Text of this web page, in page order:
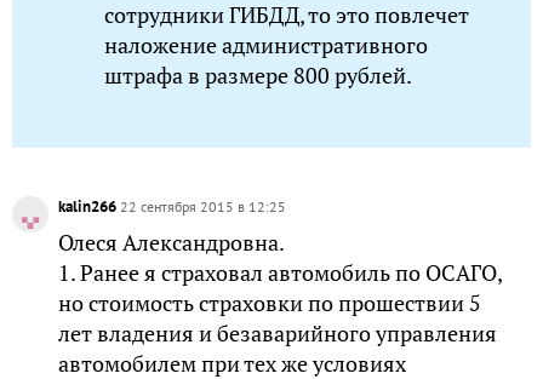
сотрудники ГИБДД, то это повлечет
наложение административного
штрафа в размере 800 рублей.
kalin266 22 сентября 2015 в 12:25
Олеся Александровна.
1. Ранее я страховал автомобиль по ОСАГО,
но стоимость страховки по прошествии 5
лет владения и безаварийного управления
автомобилем при тех же условиях